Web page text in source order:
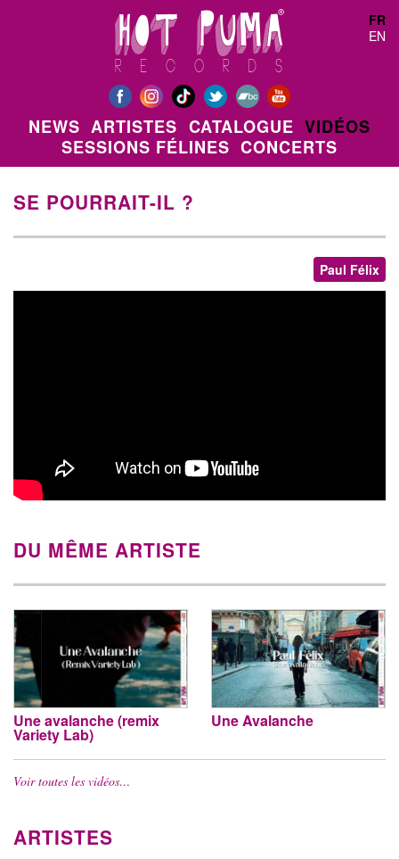
FR
EN
NEWS ARTISTES CATALOGUE VIDÉOS
SESSIONS FÉLINES CONCERTS
SE POURRAIT-IL ?
Paul Félix
DU MÊME ARTISTE
Une avalanche (remix
Variety Lab)
Une Avalanche
Voir toutes les vidéos…
ARTISTES